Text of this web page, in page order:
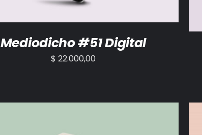
Mediodicho #51 Digital
$ 22.000,00